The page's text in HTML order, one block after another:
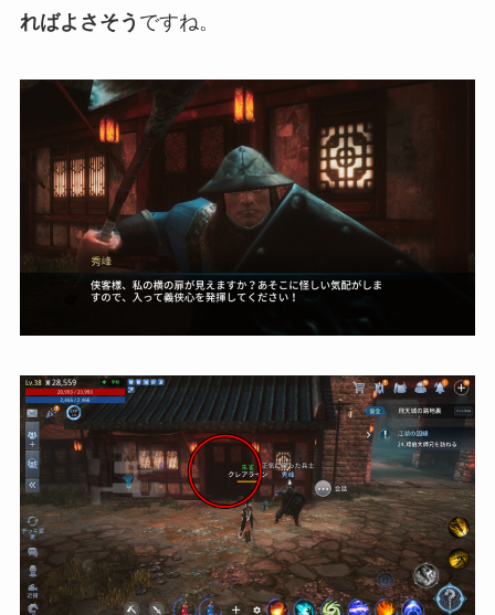
ればよさそう ですね。